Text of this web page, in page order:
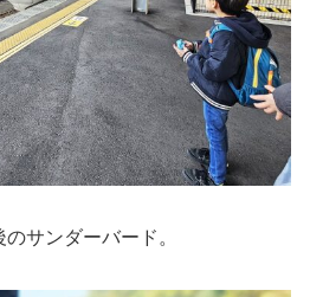
サンダーバード。